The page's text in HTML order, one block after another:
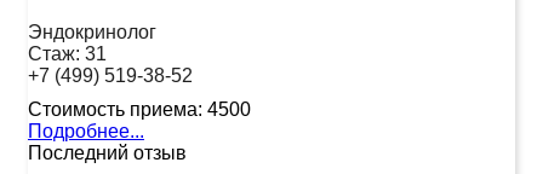
Эндокринолог
Стаж: 31
+7 (499) 519-38-52
Стоимость приема: 4500
Подробнее...
Последний отзыв